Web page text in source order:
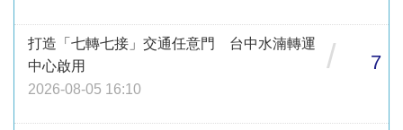
打造「七轉七接」交通任意門 台中水湳轉運
中心啟用
2026-08-05 16:10
/ 7